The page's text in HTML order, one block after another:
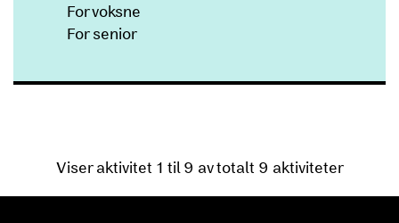
For voksne
For senior
Viser aktivitet 1 til 9 av totalt 9 aktiviteter